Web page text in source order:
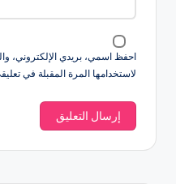
احفظ اسمي، بريدي الإلكتروني،
لاستخدامها المرة المقبلة في